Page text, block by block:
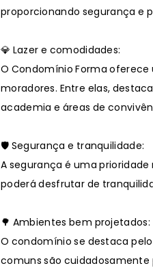
proporcionando segurança e
💎 Lazer e comodidades:
O Condomínio Forma
moradores. Entre elas,
academia e áreas de
🛡️ Segurança e tranquilidade:
A segurança é uma
poderá desfrutar de
🌳 Ambientes bem projetados:
O condomínio se destaca
comuns são cuidadosamente